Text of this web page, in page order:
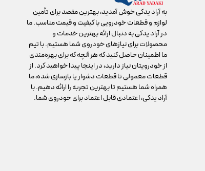
به آراد یدکی خوش آمدید، بهترین مقصد برای تأمین
لوازم و قطعات خودرویی با کیفیت و قیمت مناسب. ما
در آراد یدکی به دنبال ارائه بهترین خدمات و
محصولات برای نیازهای خودروی شما هستیم. با تیم
ما اطمینان حاصل کنید که هر آنچه که برای بهره‌مندی
از خودرویتان نیاز دارید، در اینجا پیدا خواهید کرد. از
قطعات معمولی تا قطعات دشوار یا بازسازی شده، ما
همراه شما هستیم تا بهترین تجربه را ارائه دهیم. با
آراد یدکی، اعتمادی قابل اعتماد برای خودروی شما.